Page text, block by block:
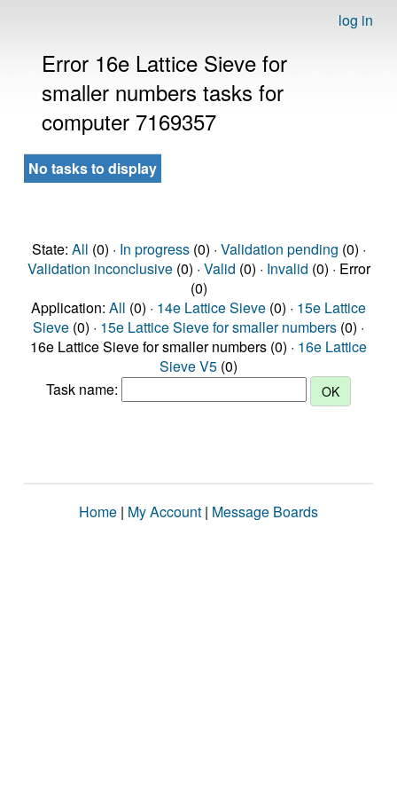
log in
Error 16e Lattice Sieve for
smaller numbers tasks for
computer 7169357
No tasks to display
State: All (0) · In progress(0) · Validation pending (0) ·
Validation inconclusive(0) · Valid (0) · Invalid (0) · Error
(0)
Application: All (0) · 14e Lattice Sieve (0) · 15e Lattice
Sieve (0) · 15e Lattice Sieve for smaller numbers (0) ·
16e Lattice Sieve for smaller numbers (0) · 16e Lattice
Sieve V5 (0)
Task name:
Home | My Account | Message Boards